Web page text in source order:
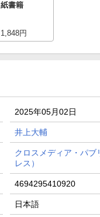
紙書籍
1,848円
2025年05月02日
井上大輔
クロスメディア・パブ
レス）
4694295410920
日本語